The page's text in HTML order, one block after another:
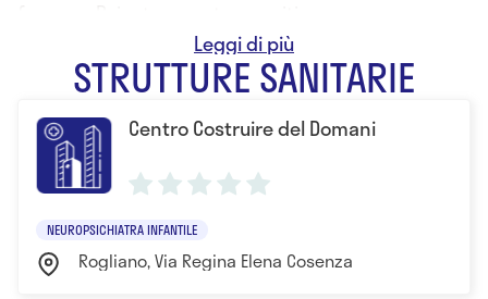
comportamentale ed EMDR.
STRUTTURE SANITARIE
Centro Costruire del Domani
NEUROPSICHIATRA INFANTILE
Rogliano, Via Regina Elena Cosenza